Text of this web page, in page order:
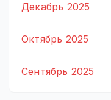
Декабрь 2025
Октябрь 2025
Сентябрь 2025